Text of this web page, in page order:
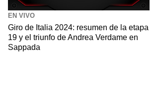
EN VIVO
Giro de Italia 2024: resumen de la etapa
19 y el triunfo de Andrea Verdame en
Sappada